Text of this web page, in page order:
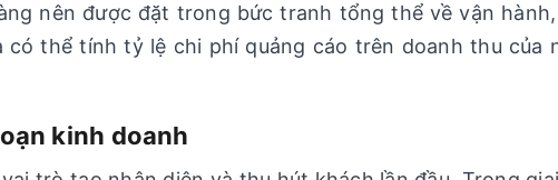
nên được đặt trong bức tranh tổng thể về vận
có thể tính tỷ lệ chi phí quảng cáo trên doanh thu của
kinh doanh